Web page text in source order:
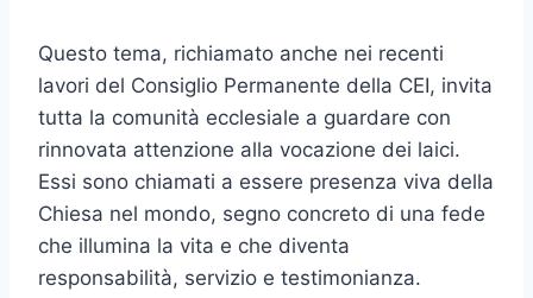
Questo tema, richiamato anche nei recenti
lavori del Consiglio Permanente della CEI, invita
tutta la comunità ecclesiale a guardare con
rinnovata attenzione alla vocazione dei laici.
Essi sono chiamati a essere presenza viva della
Chiesa nel mondo, segno concreto di una fede
che illumina la vita e che diventa
responsabilità, servizio e testimonianza.